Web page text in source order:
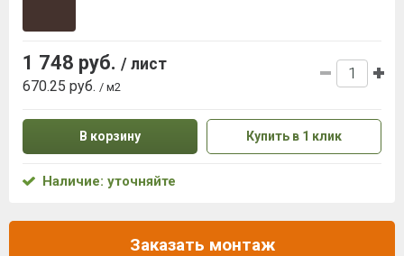
1 748 руб. / лист
670.25 руб. / м2
В корзину Купить в 1 клик
Наличие: уточняйте
Заказать монтаж